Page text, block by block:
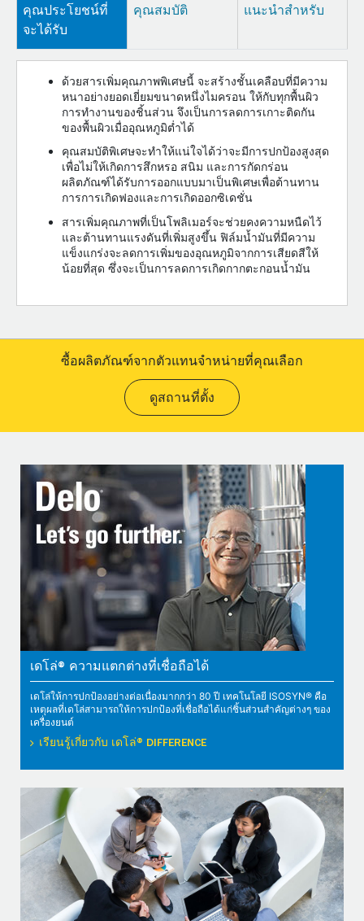
คุณประโยชน์ที่
จะได้รับ
คุณสมบัติ แนะนำสำหรับ
ด้วยสารเพิ่มคุณภาพพิเศษนี้ จะสร้างชั้นเคลือบที่มีความ
หนาอย่างยอดเยี่ยมขนาดหนึ่งไมครอน ให้กับทุกพื้นผิว
การทำงานของชิ้นส่วน จึงเป็นการลดการเกาะติดกัน
ของพื้นผิวเมื่ออุณหภูมิต่ำได้
คุณสมบัติพิเศษจะทำให้แน่ใจได้ว่าจะมีการปกป้องสูงสุด
เพื่อไม่ให้เกิดการสึกหรอ สนิม และการกัดกร่อน
ผลิตภัณฑ์ได้รับการออกแบบมาเป็นพิเศษเพื่อต้านทาน
การการเกิดฟองและการเกิดออกซิเดชั่น
สารเพิ่มคุณภาพที่เป็นโพลิเมอร์จะช่วยคงความหนืดไว้
และต้านทานแรงดันที่เพิ่มสูงขึ้น ฟิล์มน้ำมันที่มีความ
แข็งแกร่งจะลดการเพิ่มของอุณหภูมิจากการเสียดสีให้
น้อยที่สุด ซึ่งจะเป็นการลดการเกิดกากตะกอนน้ำมัน
ซื้อผลิตภัณฑ์จากตัวแทนจำหน่ายที่คุณเลือก
ดูสถานที่ตั้ง
เดโล่® ความแตกต่างที่เชื่อถือได้
เดโล่ให้การปกป้องอย่างต่อเนื่องมากกว่า 80 ปี เทคโนโลยี ISOSYN® คือ
เหตุผลที่เดโล่สามารถให้การปกป้องที่เชื่อถือได้แก่ชิ้นส่วนสำคัญต่างๆ ของ
เครื่องยนต์
เรียนรู้เกี่ยวกับ เดโล่® DIFFERENCE